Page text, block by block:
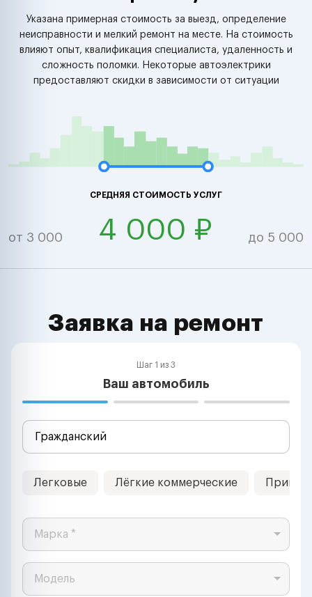
Указана примерная стоимость за выезд, определение
неисправности и мелкий ремонт на месте. На стоимость
влияют опыт, квалификация специалиста, удаленность и
сложность поломки. Некоторые автоэлектрики
предоставляют скидки в зависимости от ситуации
СРЕДНЯЯ СТОИМОСТЬ УСЛУГ
от 3 000 4 000 ₽ до 5 000
Заявка на ремонт
Шаг 1 из 3
Ваш автомобиль
Легковые Лёгкие коммерческие
Марка *
Модель